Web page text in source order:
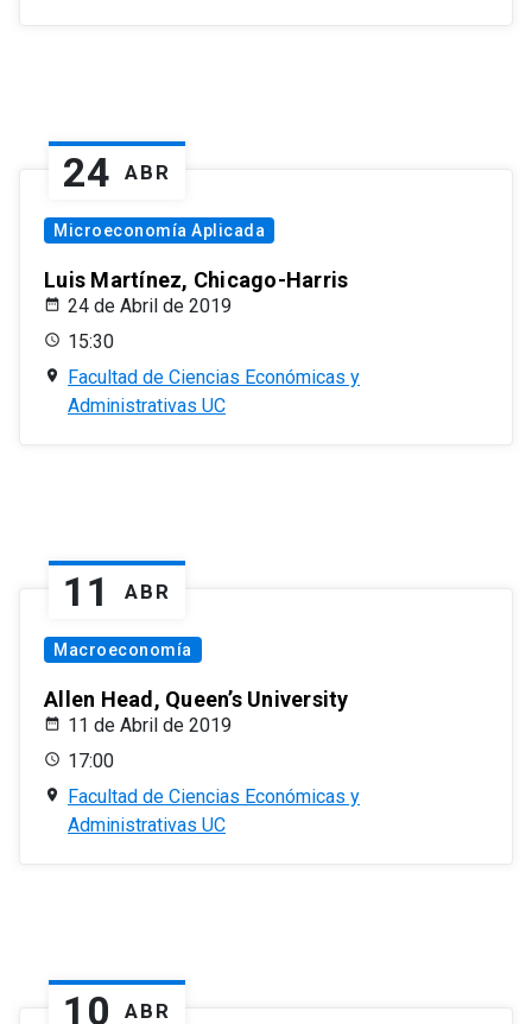
24 ABR
Microeconomía Aplicada
Luis Martínez, Chicago-Harris
24 de Abril de 2019
15:30
Facultad de Ciencias Económicas y
Administrativas UC
11 ABR
Macroeconomía
Allen Head, Queen’s University
11 de Abril de 2019
17:00
Facultad de Ciencias Económicas y
Administrativas UC
10 ABR